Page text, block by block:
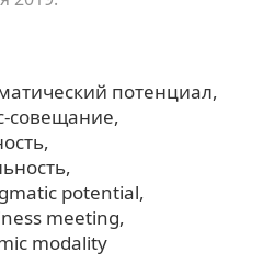
потенциал
совещание
potential
meeting
modality